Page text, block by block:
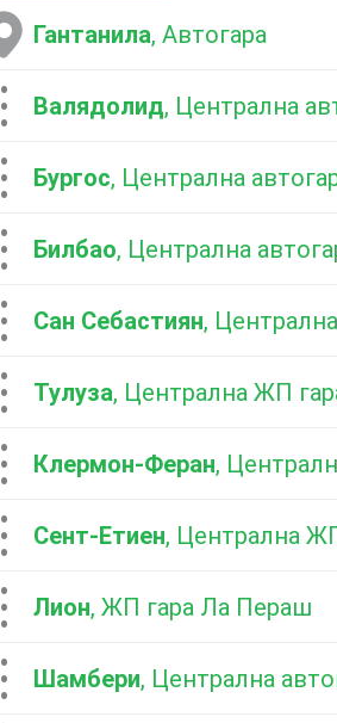
Гантанила, Автогара
...Валядолид, Централна
...Бургос, Централна
...Билбао, Централна
...Сан Себастиян,
...Тулуза, Централна ЖП
...Клермон-Феран,
...Сент-Етиен, Централна
...Лион, ЖП гара Ла Пераш
...Шамбери, Централна